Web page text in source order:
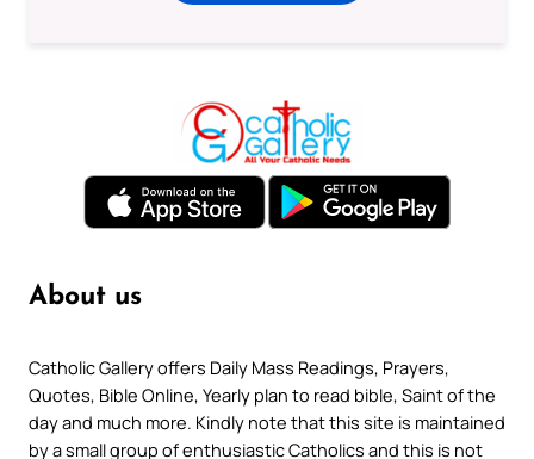
About us
Catholic Gallery offers Daily Mass Readings, Prayers,
Quotes, Bible Online, Yearly plan to read bible, Saint of the
day and much more. Kindly note that this site is maintained
by a small group of enthusiastic Catholics and this is not